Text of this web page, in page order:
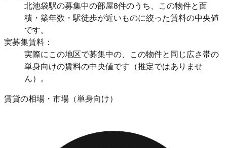
北池袋駅の募集中の部屋8件のうち、この物件と面
積・築年数・駅徒歩が近いものに絞った賃料の中央値
です。
実募集賃料：
実際にこの地区で募集中の、この物件と同じ広さ帯の
単身向けの賃料の中央値です（推定ではありませ
ん）。
賃貸の相場・市場（単身向け）